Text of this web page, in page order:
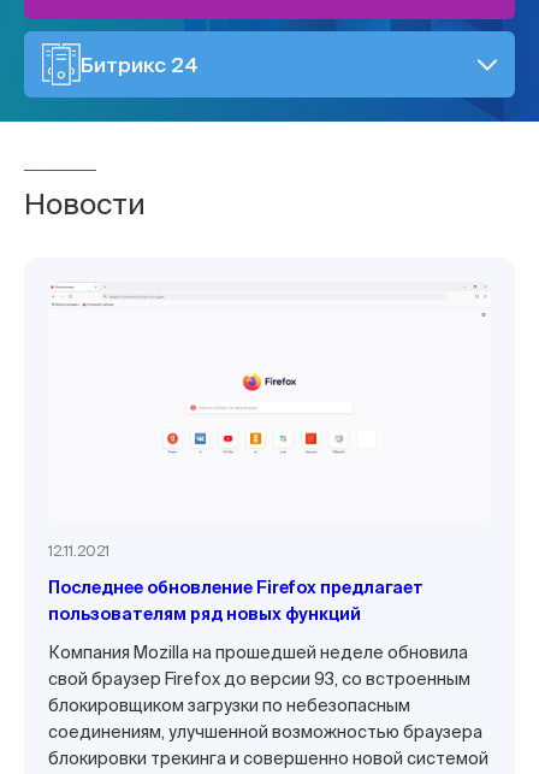
Битрикс 24
Новости
12.11.2021
Последнее обновление Firefox предлагает
пользователям ряд новых функций
Компания Mozilla на прошедшей неделе обновила
свой браузер Firefox до версии 93, со встроенным
блокировщиком загрузки по небезопасным
соединениям, улучшенной возможностью браузера
блокировки трекинга и совершенно новой системой